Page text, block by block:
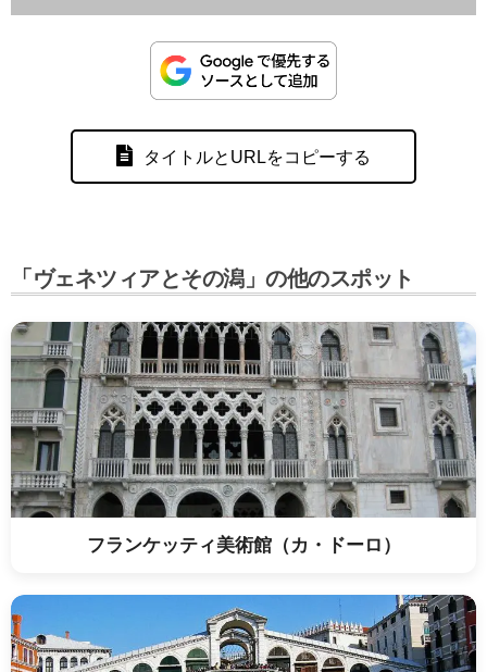
タイトルとURLをコピーする
「ヴェネツィアとその潟」の他のスポット
フランケッティ美術館（カ・ドーロ）